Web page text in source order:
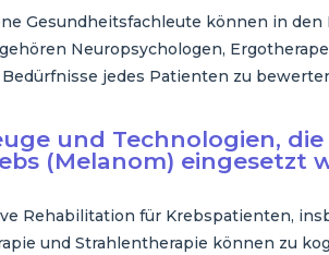
Gesundheitsfachleute können in
Neuropsychologen,
jedes Patienten zu
und Technologien,
(Melanom) eingesetzt
Rehabilitation für Krebspatienten,
und Strahlentherapie können zu